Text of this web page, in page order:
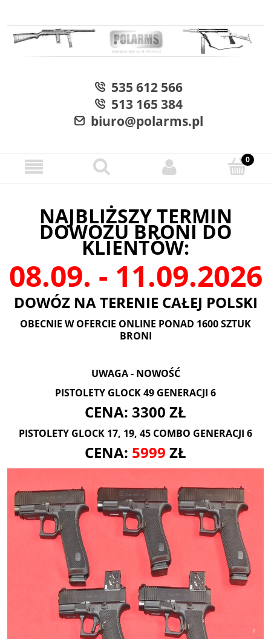
535 612 566
513 165 384
biuro@polarms.pl
NAJBLIŻSZY TERMIN
DOWOZU BRONI DO
KLIENTÓW:
08.09. - 11.09.2026
DOWÓZ NA TERENIE CAŁEJ POLSKI
OBECNIE W OFERCIE ONLINE PONAD 1600 SZTUK
BRONI
UWAGA - NOWOŚĆ
PISTOLETY GLOCK 49 GENERACJI 6
CENA: 3300 ZŁ
PISTOLETY GLOCK 17, 19, 45 COMBO GENERACJI 6
CENA: 5999 ZŁ